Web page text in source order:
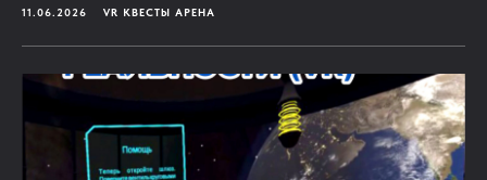
11.06.2026 VR КВЕСТЫ АРЕНА